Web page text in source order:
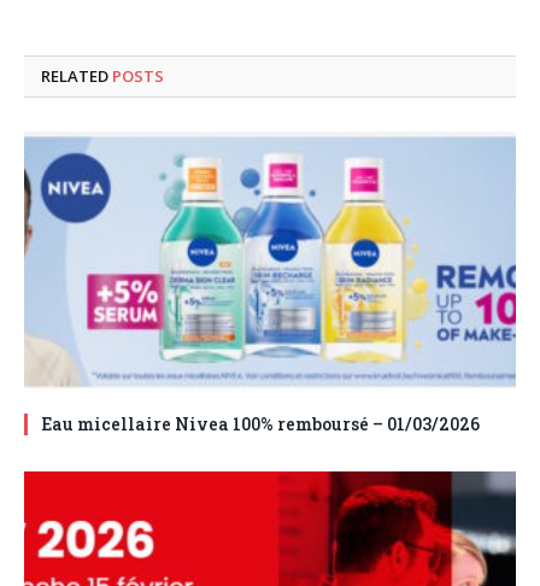
RELATED POSTS
Eau micellaire Nivea 100% remboursé – 01/03/2026